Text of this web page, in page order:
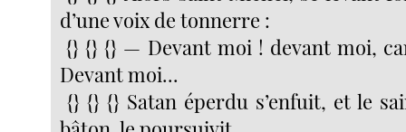
d’une voix de tonnerre :
{} {} {} — Devant moi ! devant moi,
Devant moi...
{} {} {} Satan éperdu s’enfuit, et le